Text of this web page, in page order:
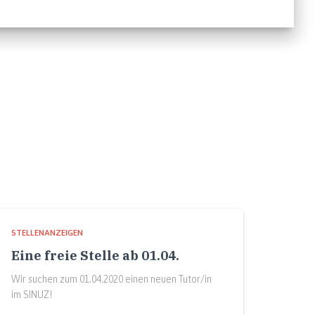
STELLENANZEIGEN
Eine freie Stelle ab 01.04.
Wir suchen zum 01.04.2020 einen neuen Tutor/in
im SINUZ!